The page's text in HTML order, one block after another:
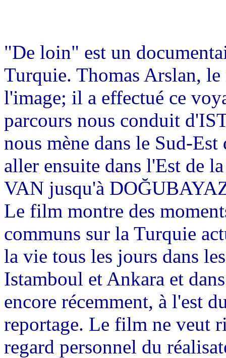
"De loin" est un
Turquie. Thomas Arslan, le
l'image; il a effectué ce
parcours nous conduit
nous mène dans le Sud-
aller ensuite dans l'Est de
VAN jusqu'à
Le film montre des
communs sur la Turquie
la vie tous les jours dans
Istamboul et Ankara et
encore récemment, à l'est
reportage. Le film ne veut
regard personnel du